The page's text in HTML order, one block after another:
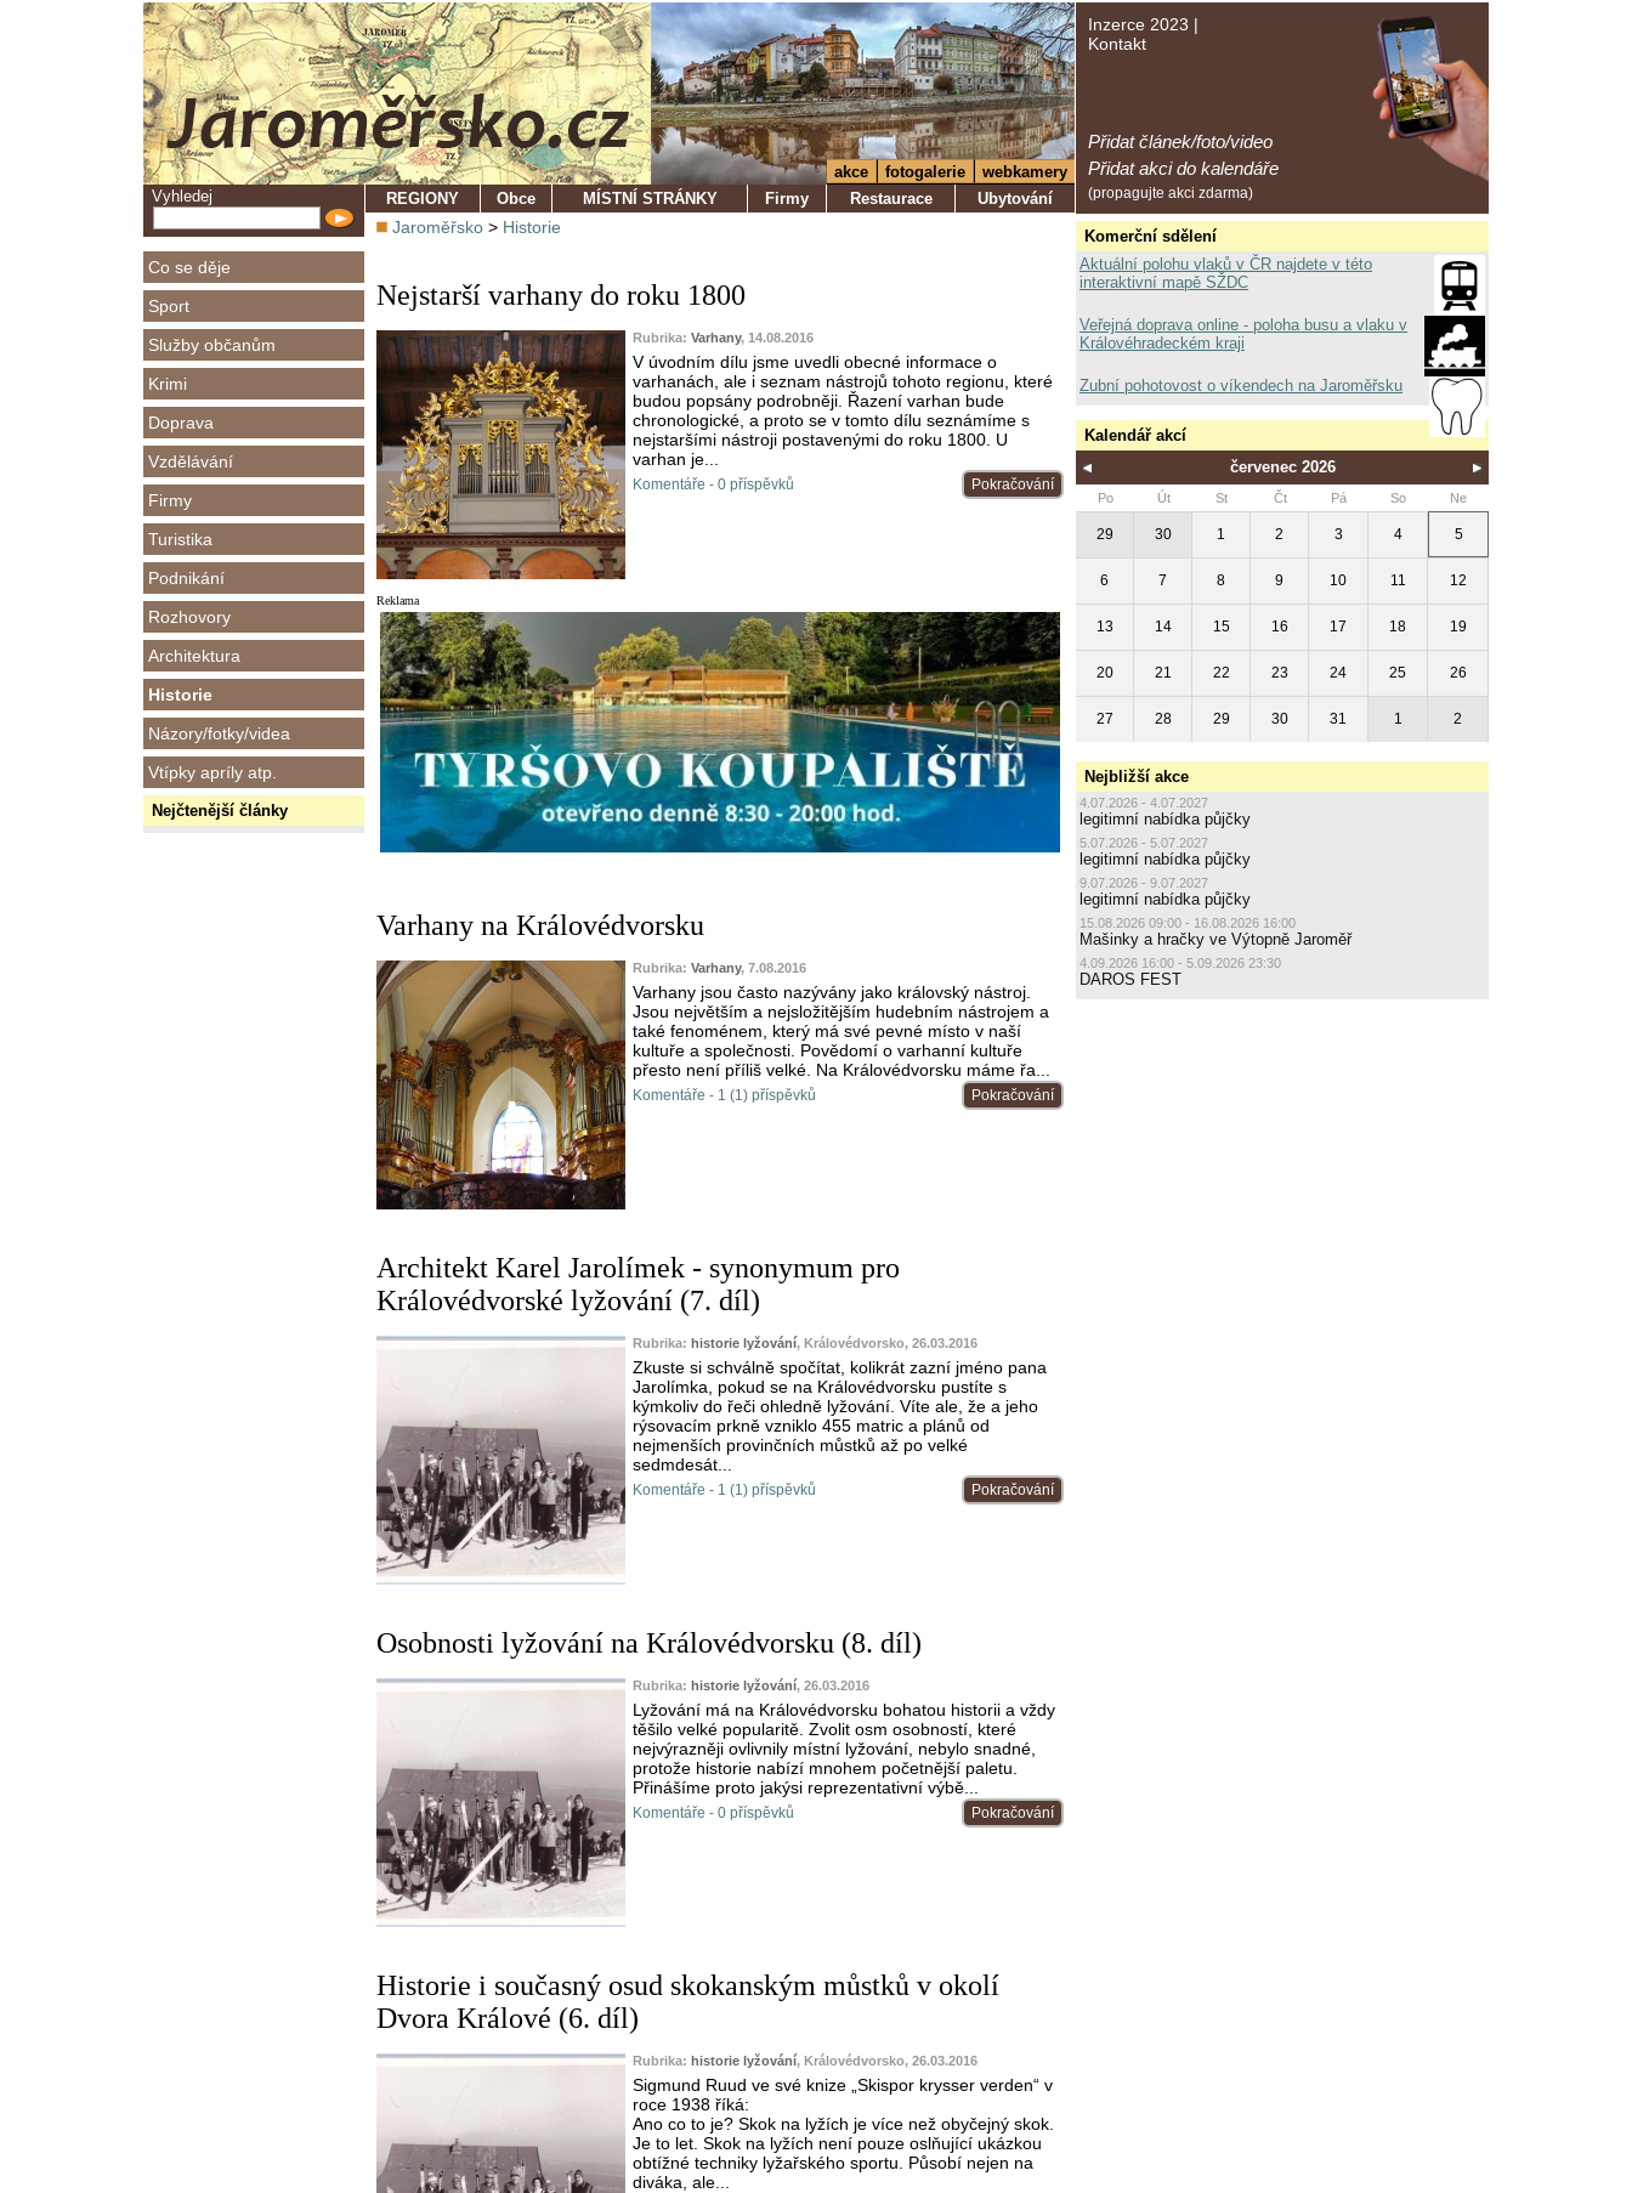
Vyhledej
Co se děje
Sport
Služby občanům
Krimi
Doprava
Vzdělávání
Firmy
Turistika
Podnikání
Rozhovory
Architektura
Historie
Názory/fotky/videa
Vtípky apríly atp.
Nejčtenější články
Inzerce 2023 |
Kontakt
Přidat článek/foto/video
Přidat akci do kalendáře
(propagujte akci zdarma)
akce fotogalerie
webkamery
REGIONY
Obce MÍSTNÍ STRÁNKY Firmy Restaurace Ubytování
Jaroměřsko > Historie
Nejstarší varhany do roku 1800
Rubrika: Varhany, 14.08.2016
V úvodním dílu jsme uvedli obecné informace o
varhanách, ale i seznam nástrojů tohoto regionu, které
budou popsány podrobněji. Řazení varhan bude
chronologické, a proto se v tomto dílu seznámíme s
nejstaršími nástroji postavenými do roku 1800. U
varhan je...
Pokračování
Komentáře - 0 příspěvků
Reklama
Varhany na Královédvorsku
Rubrika: Varhany, 7.08.2016
Varhany jsou často nazývány jako královský nástroj.
Jsou největším a nejsložitějším hudebním nástrojem a
také fenoménem, který má své pevné místo v naší
kultuře a společnosti. Povědomí o varhanní kultuře
přesto není příliš velké. Na Královédvorsku máme řa...
Pokračování
Komentáře - 1 (1) příspěvků
Architekt Karel Jarolímek - synonymum pro
Královédvorské lyžování (7. díl)
Rubrika: historie lyžování, Královédvorsko, 26.03.2016
Zkuste si schválně spočítat, kolikrát zazní jméno pana
Jarolímka, pokud se na Královédvorsku pustíte s
kýmkoliv do řeči ohledně lyžování. Víte ale, že a jeho
rýsovacím prkně vzniklo 455 matric a plánů od
nejmenších provinčních můstků až po velké
sedmdesát...
Pokračování
Komentáře - 1 (1) příspěvků
Osobnosti lyžování na Královédvorsku (8. díl)
Rubrika: historie lyžování, 26.03.2016
Lyžování má na Královédvorsku bohatou historii a vždy
těšilo velké popularitě. Zvolit osm osobností, které
nejvýrazněji ovlivnily místní lyžování, nebylo snadné,
protože historie nabízí mnohem početnější paletu.
Přinášíme proto jakýsi reprezentativní výbě...
Pokračování
Komentáře - 0 příspěvků
Historie i současný osud skokanským můstků v okolí
Dvora Králové (6. díl)
Rubrika: historie lyžování, Královédvorsko, 26.03.2016
Sigmund Ruud ve své knize „Skispor krysser verden“ v
roce 1938 říká:
Ano co to je? Skok na lyžích je více než obyčejný skok.
Je to let. Skok na lyžích není pouze oslňující ukázkou
obtížné techniky lyžařského sportu. Působí nejen na
diváka, ale...
Komerční sdělení
Aktuální polohu vlaků v ČR najdete v této
interaktivní mapě SŽDC
Veřejná doprava online - poloha busu a vlaku v
Královéhradeckém kraji
Zubní pohotovost o víkendech na Jaroměřsku
Kalendář akcí
červenec 2026
Po Út St Čt Pá So Ne
29 30 1 2 3 4 5
6 7 8 9 10 11 12
13 14 15 16 17 18 19
20 21 22 23 24 25 26
27 28 29 30 31 1 2
Nejbližší akce
4.07.2026 - 4.07.2027
legitimní nabídka půjčky
5.07.2026 - 5.07.2027
legitimní nabídka půjčky
9.07.2026 - 9.07.2027
legitimní nabídka půjčky
15.08.2026 09:00 - 16.08.2026 16:00
Mašinky a hračky ve Výtopně Jaroměř
4.09.2026 16:00 - 5.09.2026 23:30
DAROS FEST